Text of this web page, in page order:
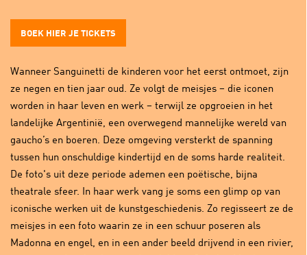
BOEK HIER JE TICKETS
Wanneer Sanguinetti de kinderen voor het eerst ontmoet, zijn
ze negen en tien jaar oud. Ze volgt de meisjes – die iconen
worden in haar leven en werk – terwijl ze opgroeien in het
landelijke Argentinië, een overwegend mannelijke wereld van
gaucho’s en boeren. Deze omgeving versterkt de spanning
tussen hun onschuldige kindertijd en de soms harde realiteit.
De foto's uit deze periode ademen een poëtische, bijna
theatrale sfeer. In haar werk vang je soms een glimp op van
iconische werken uit de kunstgeschiedenis. Zo regisseert ze de
meisjes in een foto waarin ze in een schuur poseren als
Madonna en engel, en in een ander beeld drijvend in een rivier,